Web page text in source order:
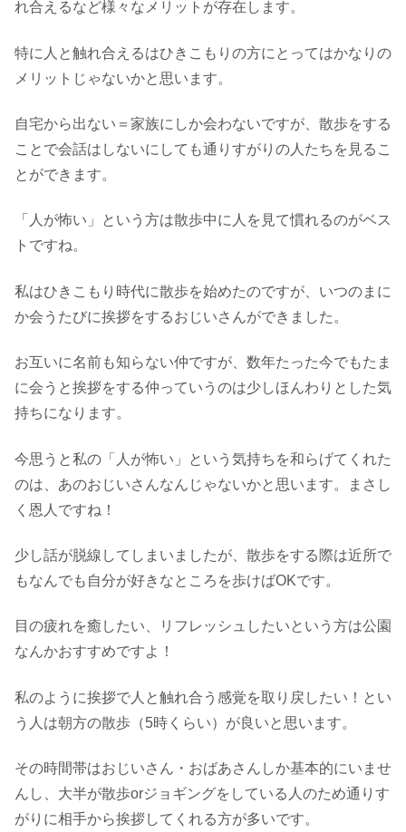
れ合えるなど様々なメリットが存在します。
特に人と触れ合えるはひきこもりの方にとってはかなりの
メリットじゃないかと思います。
自宅から出ない＝家族にしか会わないですが、散歩をする
ことで会話はしないにしても通りすがりの人たちを見るこ
とができます。
「人が怖い」という方は散歩中に人を見て慣れるのがベス
トですね。
私はひきこもり時代に散歩を始めたのですが、いつのまに
か会うたびに挨拶をするおじいさんができました。
お互いに名前も知らない仲ですが、数年たった今でもたま
に会うと挨拶をする仲っていうのは少しほんわりとした気
持ちになります。
今思うと私の「人が怖い」という気持ちを和らげてくれた
のは、あのおじいさんなんじゃないかと思います。まさし
く恩人ですね！
少し話が脱線してしまいましたが、散歩をする際は近所で
もなんでも自分が好きなところを歩けばOKです。
目の疲れを癒したい、リフレッシュしたいという方は公園
なんかおすすめですよ！
私のように挨拶で人と触れ合う感覚を取り戻したい！とい
う人は朝方の散歩（5時くらい）が良いと思います。
その時間帯はおじいさん・おばあさんしか基本的にいませ
んし、大半が散歩orジョギングをしている人のため通りす
がりに相手から挨拶してくれる方が多いです。